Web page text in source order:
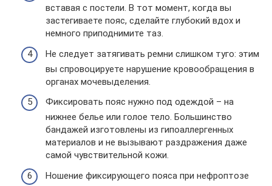
вставая с постели. В тот момент, когда вы
застегиваете пояс, сделайте глубокий вдох и
немного приподнимите таз.
Не следует затягивать ремни слишком туго: этим
вы спровоцируете нарушение кровообращения в
органах мочевыделения.
Фиксировать пояс нужно под одеждой – на
нижнее белье или голое тело. Большинство
бандажей изготовлены из гипоаллергенных
материалов и не вызывают раздражения даже
самой чувствительной кожи.
Ношение фиксирующего пояса при нефроптозе